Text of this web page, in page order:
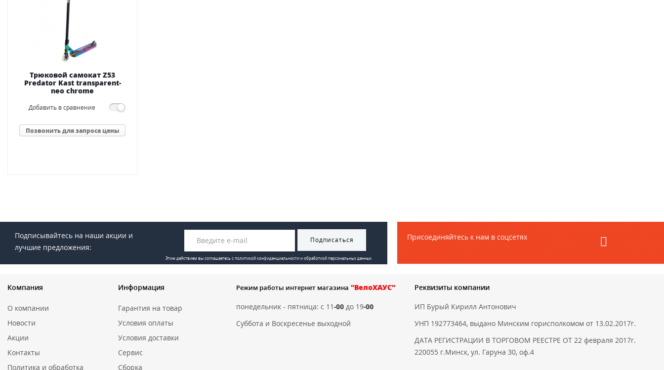
Трюковой самокат Z53
Predator Kast transparent-
neo chrome
Добавить в сравнение
Позвонить для запроса цены
Подписывайтесь на наши акции и
лучшие предложения:
Подписаться
Этим действием вы соглашаетесь сполитикой конфиденциальности и обработкой персональных данных
Присоединяйтесь к нам в соцсетях
Компания
О компании
Новости
Акции
Контакты
Политика и обработка
Информация
Гарантия на товар
Условия оплаты
Условия доставки
Сервис
Сборка
Режим работы интернет магазина "ВелоХАУС"
понедельник - пятница: с 11-00 до 19-00
Суббота и Воскресенье выходной
Реквизиты компании
ИП Бурый Кирилл Антонович
УНП 192773464, выдано Минским горисполкомом от 13.02.2017г.
ДАТА РЕГИСТРАЦИИ В ТОРГОВОМ РЕЕСТРЕ ОТ 22 февраля 2017г.
220055 г.Минск, ул. Гаруна 30, оф.4